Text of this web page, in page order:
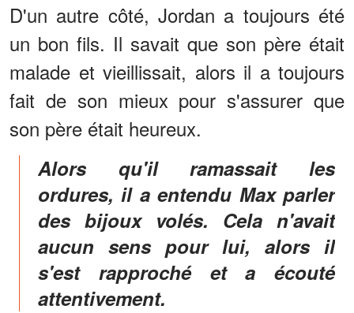
D'un autre côté, Jordan a toujours été
un bon fils. Il savait que son père était
malade et vieillissait, alors il a toujours
fait de son mieux pour s'assurer que
son père était heureux.
Alors qu'il ramassait les
ordures, il a entendu Max parler
des bijoux volés. Cela n'avait
aucun sens pour lui, alors il
s'est rapproché et a écouté
attentivement.